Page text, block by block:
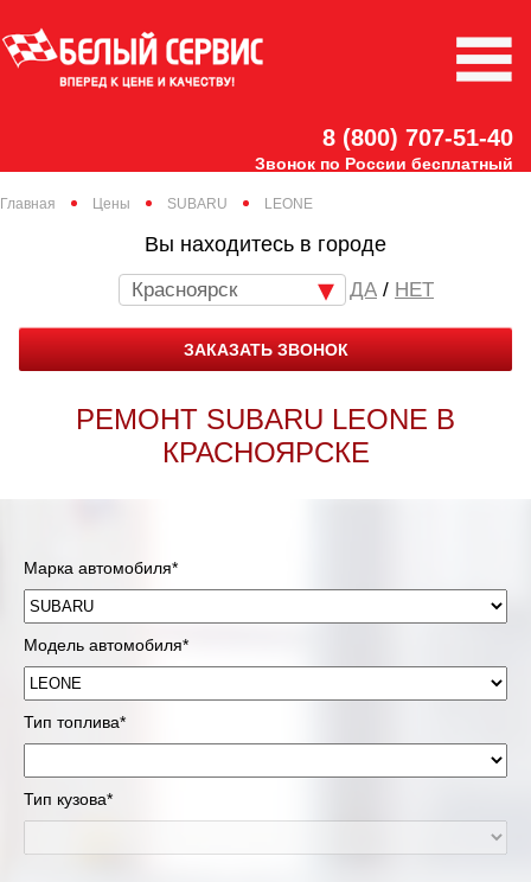
8 (800) 707-51-40
Звонок по России бесплатный
Главная Цены SUBARU LEONE
Вы находитесь в городе
Красноярск / НЕТ
ЗАКАЗАТЬ ЗВОНОК
РЕМОНТ SUBARU LEONE В
КРАСНОЯРСКЕ
Марка автомобиля*
Модель автомобиля*
Тип топлива*
Тип кузова*